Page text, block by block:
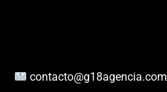
contacto@g18agencia.com